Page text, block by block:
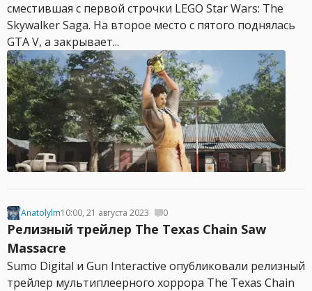
сместившая с первой строчки LEGO Star Wars: The
Skywalker Saga. На второе место с пятого поднялась
GTA V, а закрывает...
Anatolylm10:00, 21 августа 2023 0
Релизный трейлер The Texas Chain Saw
Massacre
Sumo Digital и Gun Interactive опубликовали релизный
трейлер мультиплеерного хоррора The Texas Chain